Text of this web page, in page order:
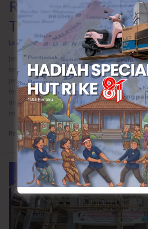
Rumah Berkualitas
Terpercaya
Leave a Comment /Bangun Rumah/
Jasa Bangun Rumah – Membangun rumah
terbesar dalam hidup. Oleh karena itu, sangat
jasa bangun rumah yang berkualitas dan
tepat, proses pembangunan akan berjalan lebih
anggaran, dan menghasilkan hunian yang
ini, kita akan membahas beberapa tips untuk
Read More »
Pembuatan
Bangunan:
Perencanaan
Hingga
Penyelesaian